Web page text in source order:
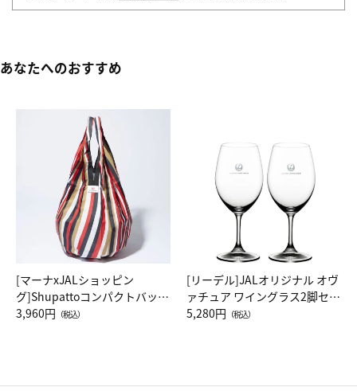
あなたへのおすすめ
[マーナxJALショッピン
グ]Shupattoコンパクトバッグ
Drop JAL客室乗務員（LC）ス
3,960円 （税込）
[リーデル]JALオリジナル オヴ
ァチュア ワイングラス2脚セッ
ト（レッドワイン）
5,280円 （税込）